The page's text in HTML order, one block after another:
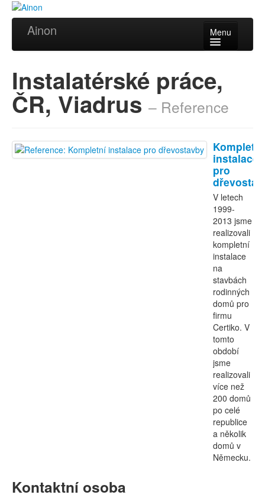
Ainon Menu
Služby
Reference
Certifikáty
Instalatérské práce,
ČR, Viadrus – Reference
Kompletní
instalace
pro
V letech
1999-
2013 jsme
realizovali
kompletní
instalace
na
stavbách
rodinných
domů pro
firmu
Certiko. V
tomto
období
jsme
realizovali
více než
200 domů
po celé
republice
a několik
domů v
Německu.
Kontaktní osoba